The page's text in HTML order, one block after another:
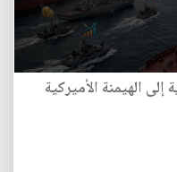
الهيمنة الأميركية